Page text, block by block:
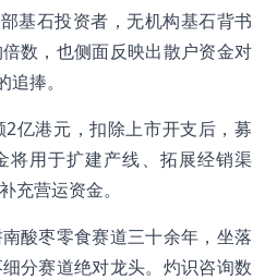
基石投资者，无机构基石背书
数，也侧面反映出散户资金对
捧。
亿港元，扣除上市开支后，募
将用于扩建产线、拓展经销渠
充营运资金。
酸枣零食赛道三十余年，坐落
分赛道绝对龙头。灼识咨询数